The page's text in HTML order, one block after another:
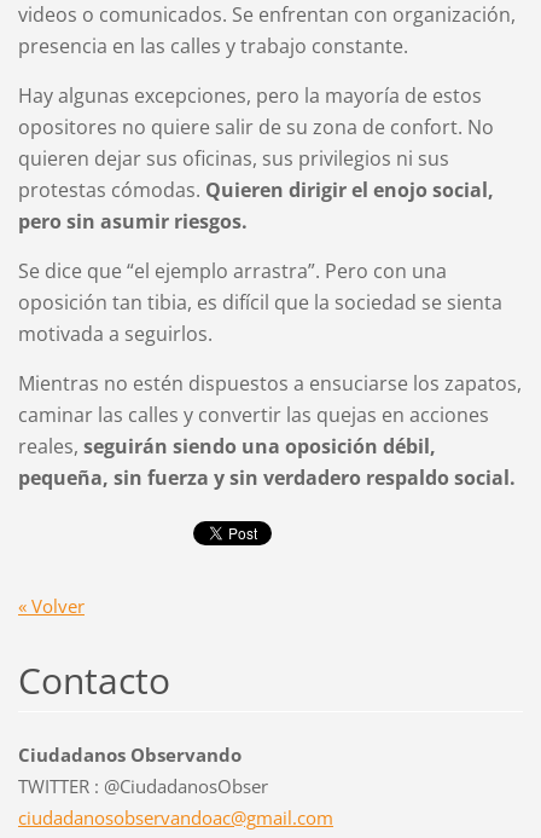
videos o comunicados. Se enfrentan con organización,
presencia en las calles y trabajo constante.
Hay algunas excepciones, pero la mayoría de estos
opositores no quiere salir de su zona de confort. No
quieren dejar sus oficinas, sus privilegios ni sus
protestas cómodas. Quieren dirigir el enojo social,
pero sin asumir riesgos.
Se dice que “el ejemplo arrastra”. Pero con una
oposición tan tibia, es difícil que la sociedad se sienta
motivada a seguirlos.
Mientras no estén dispuestos a ensuciarse los zapatos,
caminar las calles y convertir las quejas en acciones
reales, seguirán siendo una oposición débil,
pequeña, sin fuerza y sin verdadero respaldo social.
« Volver
Contacto
Ciudadanos Observando
TWITTER : @CiudadanosObser
ciudadanosobservandoac@gmail.com